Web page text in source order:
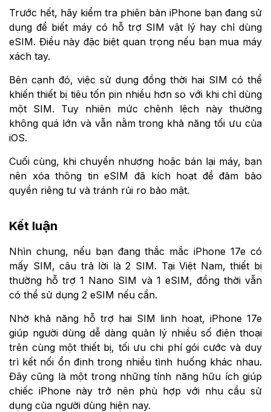
Trước hết, hãy kiểm tra phiên bản iPhone bạn đang sử
dụng để biết máy có hỗ trợ SIM vật lý hay chỉ dùng
eSIM. Điều này đặc biệt quan trọng nếu bạn mua máy
xách tay.
Bên cạnh đó, việc sử dụng đồng thời hai SIM có thể
khiến thiết bị tiêu tốn pin nhiều hơn so với khi chỉ dùng
một SIM. Tuy nhiên mức chênh lệch này thường
không quá lớn và vẫn nằm trong khả năng tối ưu của
iOS.
Cuối cùng, khi chuyển nhượng hoặc bán lại máy, bạn
nên xóa thông tin eSIM đã kích hoạt để đảm bảo
quyền riêng tư và tránh rủi ro bảo mật.
Kết luận
Nhìn chung, nếu bạn đang thắc mắc iPhone 17e có
mấy SIM, câu trả lời là 2 SIM. Tại Việt Nam, thiết bị
thường hỗ trợ 1 Nano SIM và 1 eSIM, đồng thời vẫn
có thể sử dụng 2 eSIM nếu cần.
Nhờ khả năng hỗ trợ hai SIM linh hoạt, iPhone 17e
giúp người dùng dễ dàng quản lý nhiều số điện thoại
trên cùng một thiết bị, tối ưu chi phí gói cước và duy
trì kết nối ổn định trong nhiều tình huống khác nhau.
Đây cũng là một trong những tính năng hữu ích giúp
chiếc iPhone này trở nên phù hợp với nhu cầu sử
dụng của người dùng hiện nay.